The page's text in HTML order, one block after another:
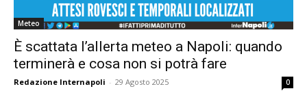
Meteo
È scattata l’allerta meteo a Napoli: quando
terminerà e cosa non si potrà fare
Redazione Internapoli - 29 Agosto 2025 0